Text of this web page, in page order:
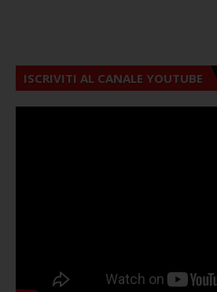
ISCRIVITI AL CANALE YOUTUBE